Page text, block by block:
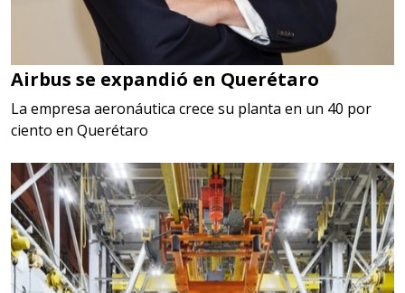
Airbus se expandió en Querétaro
La empresa aeronáutica crece su planta en un 40 por
ciento en Querétaro